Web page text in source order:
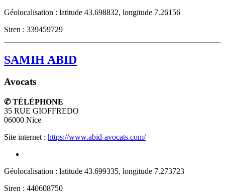
Géolocalisation : latitude 43.698832, longitude 7.26156
Siren : 339459729
SAMIH ABID
Avocats
✆ TÉLÉPHONE
35 RUE GIOFFREDO
06000 Nice
Site internet : https://www.abid-avocats.com/
Géolocalisation : latitude 43.699335, longitude 7.273723
Siren : 440608750